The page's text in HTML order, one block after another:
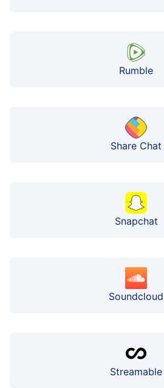
Rumble
Share Chat
Snapchat
Soundcloud
Streamable